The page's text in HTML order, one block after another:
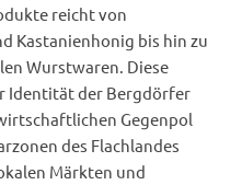
reicht von
Kastanienhonig bis hin zu
Wurstwaren. Diese
Identität der Bergdörfer
Gegenpol
des Flachlandes
Märkten und